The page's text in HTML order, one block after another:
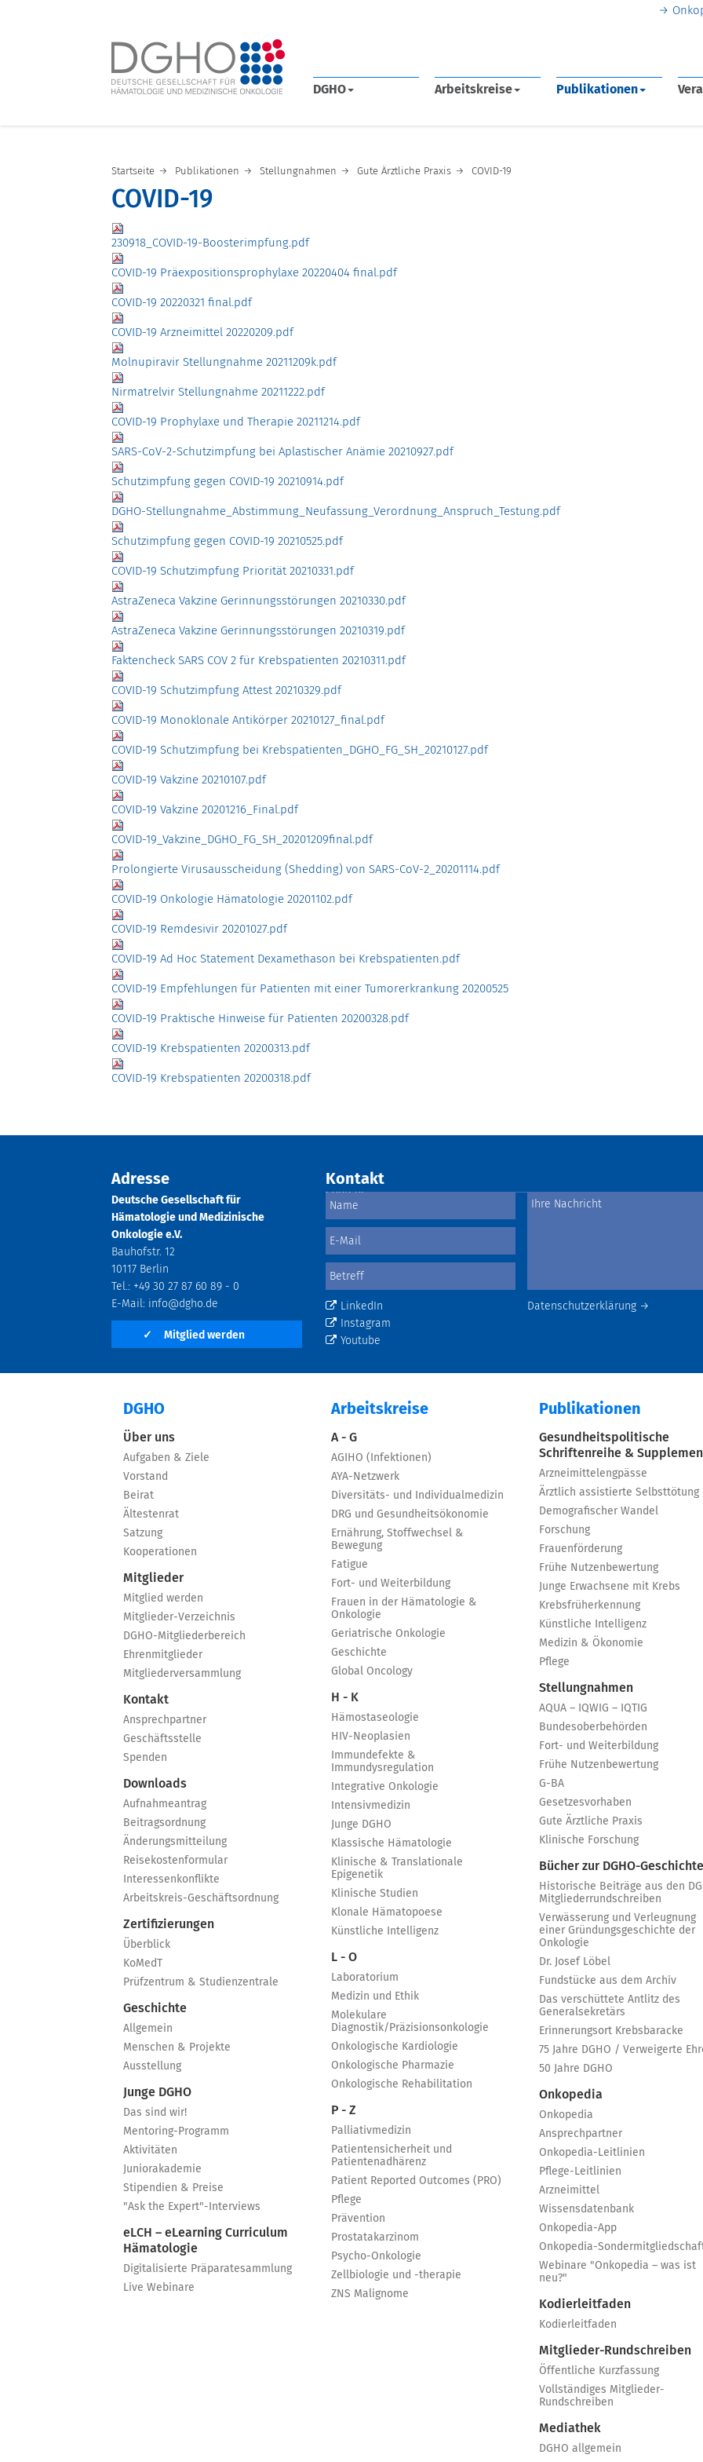
DGHO Arbeitskreise Publikationen
Startseite Publikationen Stellungnahmen Gute Ärztliche Praxis COVID-19
COVID-19
230918_COVID-19-Boosterimpfung.pdf
COVID-19 Präexpositionsprophylaxe 20220404 final.pdf
COVID-19 20220321 final.pdf
COVID-19 Arzneimittel 20220209.pdf
Molnupiravir Stellungnahme 20211209k.pdf
Nirmatrelvir Stellungnahme 20211222.pdf
COVID-19 Prophylaxe und Therapie 20211214.pdf
SARS-CoV-2-Schutzimpfung bei Aplastischer Anämie 20210927.pdf
Schutzimpfung gegen COVID-19 20210914.pdf
DGHO-Stellungnahme_Abstimmung_Neufassung_Verordnung_Anspruch_Testung.pdf
Schutzimpfung gegen COVID-19 20210525.pdf
COVID-19 Schutzimpfung Priorität 20210331.pdf
AstraZeneca Vakzine Gerinnungsstörungen 20210330.pdf
AstraZeneca Vakzine Gerinnungsstörungen 20210319.pdf
Faktencheck SARS COV 2 für Krebspatienten 20210311.pdf
COVID-19 Schutzimpfung Attest 20210329.pdf
COVID-19 Monoklonale Antikörper 20210127_final.pdf
COVID-19 Schutzimpfung bei Krebspatienten_DGHO_FG_SH_20210127.pdf
COVID-19 Vakzine 20210107.pdf
COVID-19 Vakzine 20201216_Final.pdf
COVID-19_Vakzine_DGHO_FG_SH_20201209final.pdf
Prolongierte Virusausscheidung (Shedding) von SARS-CoV-2_20201114.pdf
COVID-19 Onkologie Hämatologie 20201102.pdf
COVID-19 Remdesivir 20201027.pdf
COVID-19 Ad Hoc Statement Dexamethason bei Krebspatienten.pdf
COVID-19 Empfehlungen für Patienten mit einer Tumorerkrankung 20200525
COVID-19 Praktische Hinweise für Patienten 20200328.pdf
COVID-19 Krebspatienten 20200313.pdf
COVID-19 Krebspatienten 20200318.pdf
Adresse
Deutsche Gesellschaft für
Hämatologie und Medizinische
Onkologie e.V.
Bauhofstr. 12
10117 Berlin
Tel.: +49 30 27 87 60 89 - 0
E-Mail: info@dgho.de
✓ Mitglied werden
Kontakt
Datenschutzerklärung →
LinkedIn
Instagram
Youtube
DGHO
Über uns
Aufgaben & Ziele
Vorstand
Beirat
Ältestenrat
Satzung
Kooperationen
Mitglieder
Mitglied werden
Mitglieder-Verzeichnis
DGHO-Mitgliederbereich
Ehrenmitglieder
Mitgliederversammlung
Kontakt
Ansprechpartner
Geschäftsstelle
Spenden
Downloads
Aufnahmeantrag
Beitragsordnung
Änderungsmitteilung
Reisekostenformular
Interessenkonflikte
Arbeitskreis-Geschäftsordnung
Zertifizierungen
Überblick
KoMedT
Prüfzentrum & Studienzentrale
Geschichte
Allgemein
Menschen & Projekte
Ausstellung
Junge DGHO
Das sind wir!
Mentoring-Programm
Aktivitäten
Juniorakademie
Stipendien & Preise
"Ask the Expert"-Interviews
eLCH – eLearning Curriculum
Hämatologie
Digitalisierte Präparatesammlung
Live Webinare
Arbeitskreise
A - G
AGIHO (Infektionen)
AYA-Netzwerk
Diversitäts- und Individualmedizin
DRG und Gesundheitsökonomie
Ernährung, Stoffwechsel &
Bewegung
Fatigue
Fort- und Weiterbildung
Frauen in der Hämatologie &
Onkologie
Geriatrische Onkologie
Geschichte
Global Oncology
H - K
Hämostaseologie
HIV-Neoplasien
Immundefekte &
Immundysregulation
Integrative Onkologie
Intensivmedizin
Junge DGHO
Klassische Hämatologie
Klinische & Translationale
Epigenetik
Klinische Studien
Klonale Hämatopoese
Künstliche Intelligenz
L - O
Laboratorium
Medizin und Ethik
Molekulare
Diagnostik/Präzisionsonkologie
Onkologische Kardiologie
Onkologische Pharmazie
Onkologische Rehabilitation
P - Z
Palliativmedizin
Patientensicherheit und
Patientenadhärenz
Patient Reported Outcomes (PRO)
Pflege
Prävention
Prostatakarzinom
Psycho-Onkologie
Zellbiologie und -therapie
ZNS Malignome
Publikationen
Gesundheitspolitische
Schriftenreihe &
Arzneimittelengpässe
Ärztlich assistierte Selbsttötung
Demografischer Wandel
Forschung
Frauenförderung
Frühe Nutzenbewertung
Junge Erwachsene mit Krebs
Krebsfrüherkennung
Künstliche Intelligenz
Medizin & Ökonomie
Pflege
Stellungnahmen
AQUA – IQWIG – IQTIG
Bundesoberbehörden
Fort- und Weiterbildung
Frühe Nutzenbewertung
G-BA
Gesetzesvorhaben
Gute Ärztliche Praxis
Klinische Forschung
Bücher zur DGHO-Geschichte
Historische Beiträge aus den
Mitgliederrundschreiben
Verwässerung und Verleugnung
einer Gründungsgeschichte der
Onkologie
Dr. Josef Löbel
Fundstücke aus dem Archiv
Das verschüttete Antlitz des
Generalsekretärs
Erinnerungsort Krebsbaracke
75 Jahre DGHO / Verweigerte
50 Jahre DGHO
Onkopedia
Onkopedia
Ansprechpartner
Onkopedia-Leitlinien
Pflege-Leitlinien
Arzneimittel
Wissensdatenbank
Onkopedia-App
Onkopedia-
Webinare "Onkopedia – was ist
neu?"
Kodierleitfaden
Kodierleitfaden
Mitglieder-Rundschreiben
Öffentliche Kurzfassung
Vollständiges Mitglieder-
Rundschreiben
Mediathek
DGHO allgemein